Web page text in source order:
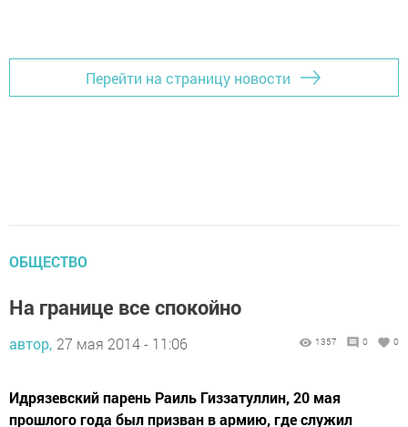
Перейти на страницу новости
ОБЩЕСТВО
На границе все спокойно
автор, 27 мая 2014 - 11:06 1357 0 0
Идрязевский парень Раиль Гиззатуллин, 20 мая
прошлого года был призван в армию, где служил